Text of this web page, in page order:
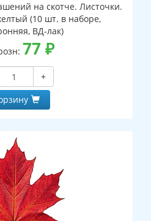
на скотче. Листочки.
(10 шт. в наборе,
ВД-лак)
77 ₽
+